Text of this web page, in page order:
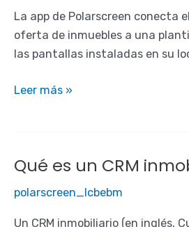
La app de Polarscreen conecta
oferta de inmuebles a una
las pantallas instaladas en su
Cómo
Polarscreen
Leer más »
Qué es un CRM
polarscreen_lcbebm
Un CRM inmobiliario (en inglés,